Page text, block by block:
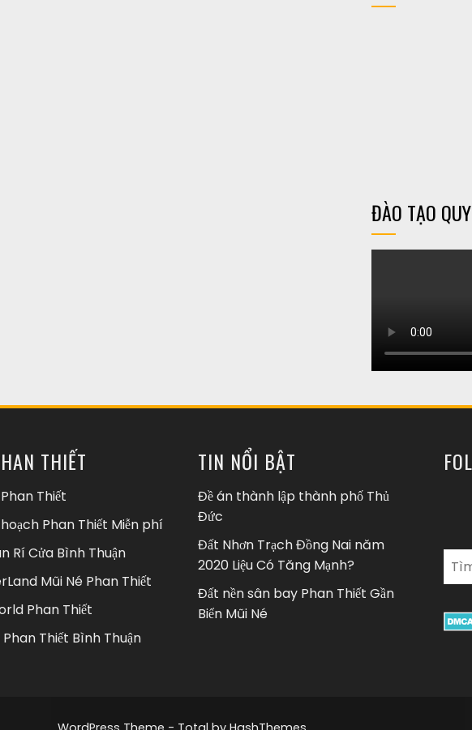
ĐÀO TẠO
THIẾT
Thiết
Phan Thiết Miễn phí
Rí Cửa Bình Thuận
Mũi Né Phan Thiết
Phan Thiết
Thiết Bình Thuận
TIN NỔI BẬT
Đề án thành lập thành phố Thủ
Đức
Đất Nhơn Trạch Đồng Nai năm
2020 Liệu Có Tăng Mạnh?
Đất nền sân bay Phan Thiết Gần
Biển Mũi Né